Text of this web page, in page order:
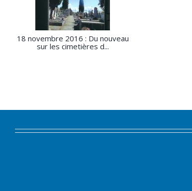
18 novembre 2016 : Du nouveau
sur les cimetières d...